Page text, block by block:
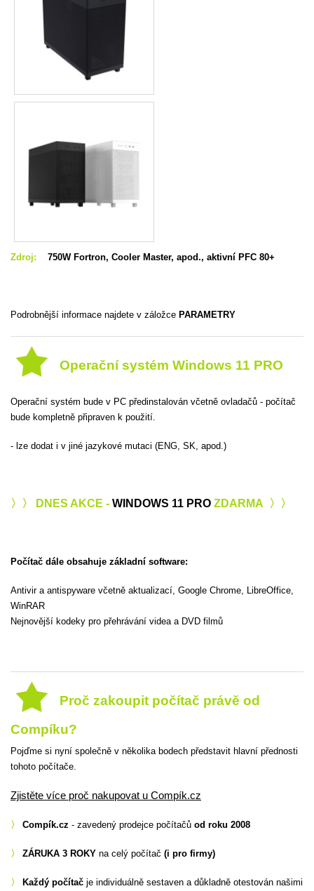
Zdroj: 750W Fortron, Cooler Master, apod., aktivní PFC 80+
Podrobnější informace najdete v záložce PARAMETRY
Operační systém Windows 11 PRO
Operační systém bude v PC předinstalován včetně ovladačů - počítač
bude kompletně připraven k použití.
- lze dodat i v jiné jazykové mutaci (ENG, SK, apod.)
〉〉 DNES AKCE - WINDOWS 11 PRO ZDARMA 〉〉
Počítač dále obsahuje základní software:
Antivir a antispyware včetně aktualizací, Google Chrome, LibreOffice,
WinRAR
Nejnovější kodeky pro přehrávání videa a DVD filmů
Proč zakoupit počítač právě od
Compíku?
Pojďme si nyní společně v několika bodech představit hlavní přednosti
tohoto počítače.
Zjistěte více proč nakupovat u Compík.cz
〉 Compík.cz - zavedený prodejce počítačů od roku 2008
〉 ZÁRUKA 3 ROKY na celý počítač (i pro firmy)
〉 Každý počítač je individuálně sestaven a důkladně otestován našimi